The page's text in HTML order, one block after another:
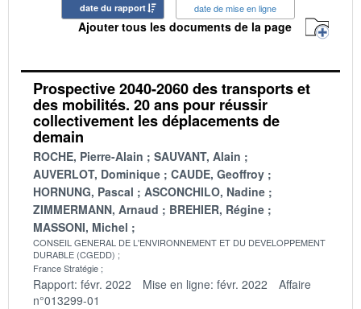
date du rapport date de mise en ligne
Ajouter tous les documents de la page
Prospective 2040-2060 des transports et
des mobilités. 20 ans pour réussir
collectivement les déplacements de
demain
ROCHE, Pierre-Alain
SAUVANT, Alain
AUVERLOT, Dominique
CAUDE, Geoffroy
HORNUNG, Pascal
ASCONCHILO, Nadine
ZIMMERMANN, Arnaud
BREHIER, Régine
MASSONI, Michel
CONSEIL GENERAL DE L'ENVIRONNEMENT ET DU DEVELOPPEMENT
DURABLE (CGEDD)
France Stratégie
Rapport: févr. 2022 Mise en ligne: févr. 2022
Affaire
n°013299-01